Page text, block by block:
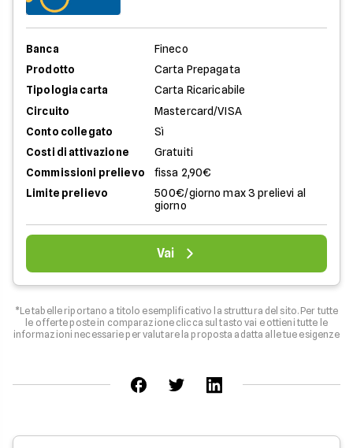
Banca
Fineco
Prodotto
Carta Prepagata
Tipologia carta
Carta Ricaricabile
Circuito
Mastercard/VISA
Conto collegato
Sì
Costi di attivazione
Gratuiti
Commissioni prelievo
fissa 2,90€
Limite prelievo
500€/giorno max 3 prelievi al
giorno
Vai
*Le tabelle riportano a titolo esemplificativo la struttura del sito. Per tutte
le offerte poste in comparazione clicca sul tasto vai e ottieni tutte le
informazioni necessarie per valutare la proposta adatta alle tue esigenze